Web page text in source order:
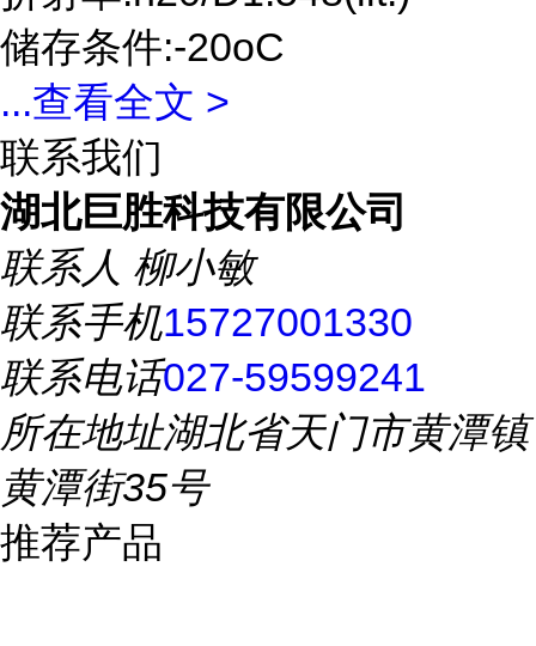
储存条件:-20oC
...查看全文 >
联系我们
湖北巨胜科技有限公司
联系人 柳小敏
联系手机15727001330
联系电话027-59599241
所在地址湖北省天门市黄潭镇
黄潭街35号
推荐产品